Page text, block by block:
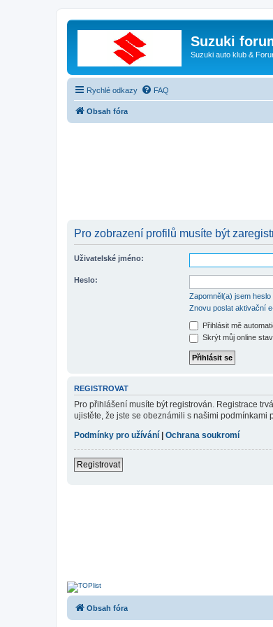
Suzuki
Suzuki auto klub &
Rychlé odkazy FAQ
Obsah fóra
Pro zobrazení profilů musíte být
Uživatelské jméno:
Heslo:
Zapomněl(a) jsem heslo
Znovu poslat aktivační
Přihlásit mě
Skrýt můj online
REGISTROVAT
Pro přihlášení musíte být registrován. Registrace
ujistěte, že jste se obeznámili s našimi podmínkami
Podmínky pro užívání
Ochrana soukromí
Registrovat
Obsah fóra